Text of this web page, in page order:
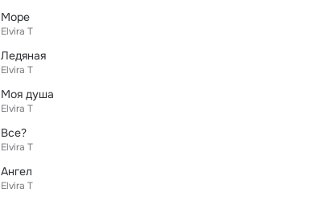
Море
Elvira T
Ледяная
Elvira T
Моя душа
Elvira T
Все?
Elvira T
Ангел
Elvira T